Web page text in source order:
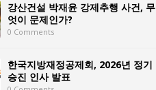
강산건설 박재윤 강제추행 사건, 무
엇이 문제인가?
0 Comments
한국지방재정공제회, 2026년 정기
승진 인사 발표